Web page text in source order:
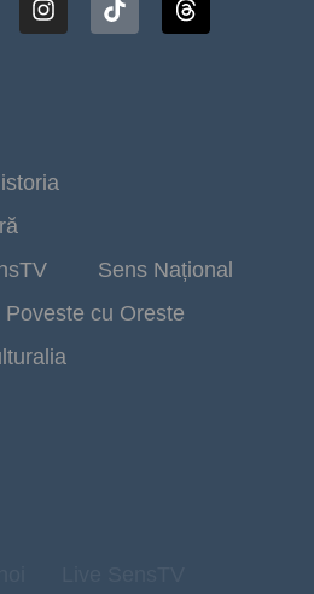
Sens Național
Poveste cu Oreste